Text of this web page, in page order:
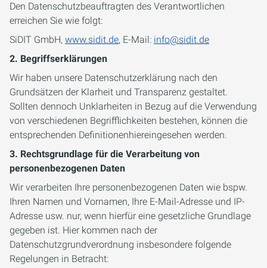
Den Datenschutzbeauftragten des Verantwortlichen
erreichen Sie wie folgt:
SiDIT GmbH, www.sidit.de, E-Mail: info@sidit.de
2. Begriffserklärungen
Wir haben unsere Datenschutzerklärung nach den
Grundsätzen der Klarheit und Transparenz gestaltet.
Sollten dennoch Unklarheiten in Bezug auf die Verwendung
von verschiedenen Begrifflichkeiten bestehen, können die
entsprechenden Definitionenhiereingesehen werden.
3. Rechtsgrundlage für die Verarbeitung von
personenbezogenen Daten
Wir verarbeiten Ihre personenbezogenen Daten wie bspw.
Ihren Namen und Vornamen, Ihre E-Mail-Adresse und IP-
Adresse usw. nur, wenn hierfür eine gesetzliche Grundlage
gegeben ist. Hier kommen nach der
Datenschutzgrundverordnung insbesondere folgende
Regelungen in Betracht: